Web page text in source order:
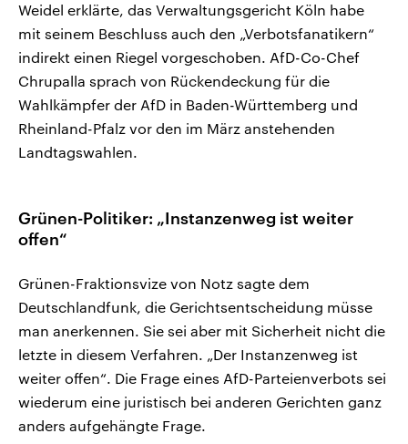
Weidel erklärte, das Verwaltungsgericht Köln habe
mit seinem Beschluss auch den „Verbotsfanatikern“
indirekt einen Riegel vorgeschoben. AfD-Co-Chef
Chrupalla sprach von Rückendeckung für die
Wahlkämpfer der AfD in Baden-Württemberg und
Rheinland-Pfalz vor den im März anstehenden
Landtagswahlen.
Grünen-Politiker: „Instanzenweg ist weiter
offen“
Grünen-Fraktionsvize von Notz sagte dem
Deutschlandfunk, die Gerichtsentscheidung müsse
man anerkennen. Sie sei aber mit Sicherheit nicht die
letzte in diesem Verfahren. „Der Instanzenweg ist
weiter offen“. Die Frage eines AfD-Parteienverbots sei
wiederum eine juristisch bei anderen Gerichten ganz
anders aufgehängte Frage.